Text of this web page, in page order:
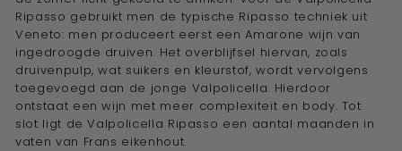
Ripasso gebruikt men de typische Ripasso techniek uit
Veneto: men produceert eerst een Amarone wijn van
ingedroogde druiven. Het overblijfsel hiervan, zoals
druivenpulp, wat suikers en kleurstof, wordt vervolgens
toegevoegd aan de jonge Valpolicella. Hierdoor
ontstaat een wijn met meer complexiteit en body. Tot
slot ligt de Valpolicella Ripasso een aantal maanden in
vaten van Frans eikenhout.